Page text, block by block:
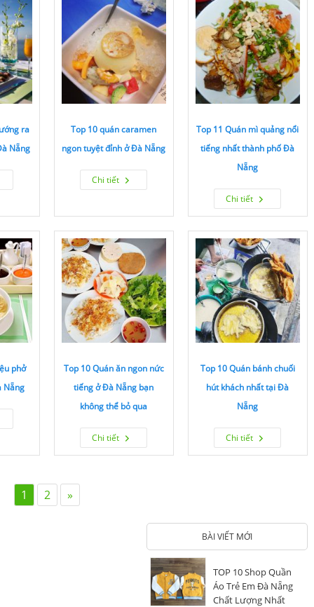
ra
Nẵng
Top 10 quán caramen
ngon tuyệt đỉnh ở Đà Nẵng
Chi tiết
Top 11 Quán mì quảng nổi
tiếng nhất thành phố Đà
Nẵng
Chi tiết
phở
Nẵng
Top 10 Quán ăn ngon nức
tiếng ở Đà Nẵng bạn
không thể bỏ qua
Chi tiết
Top 10 Quán bánh chuối
hút khách nhất tại Đà
Nẵng
Chi tiết
1 2 »
BÀI VIẾT MỚI
TOP 10 Shop Quần
Áo Trẻ Em Đà Nẵng
Chất Lượng Nhất